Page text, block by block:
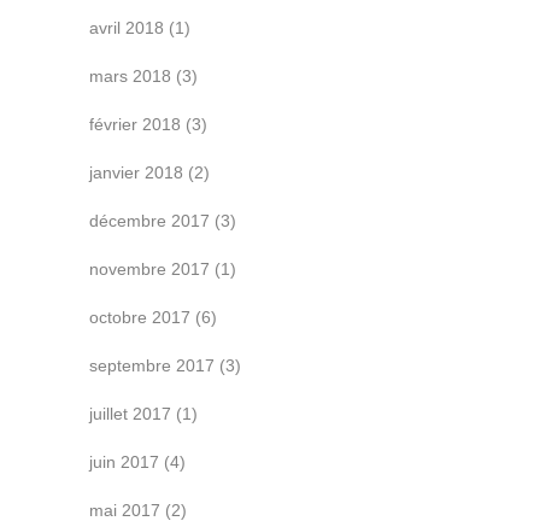
avril 2018 (1)
mars 2018 (3)
février 2018 (3)
janvier 2018 (2)
décembre 2017 (3)
novembre 2017 (1)
octobre 2017 (6)
septembre 2017 (3)
juillet 2017 (1)
juin 2017 (4)
mai 2017 (2)